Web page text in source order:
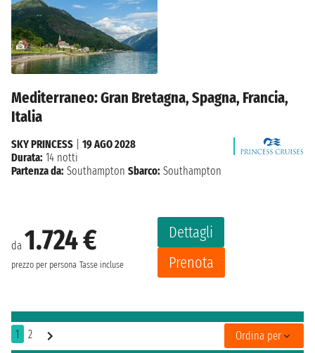
Mediterraneo: Gran Bretagna, Spagna, Francia,
Italia
da 1.724 €
prezzo per persona Tasse incluse
Dettagli
Prenota
SKY PRINCESS
19 AGO 2028
Durata: 14 notti
Partenza da: Southampton Sbarco: Southampton
1 2 Ordina per